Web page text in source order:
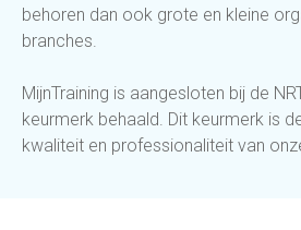
behoren dan ook grote en kleine
branches.
MijnTraining is aangesloten bij de
keurmerk behaald. Dit keurmerk is
kwaliteit en professionaliteit van